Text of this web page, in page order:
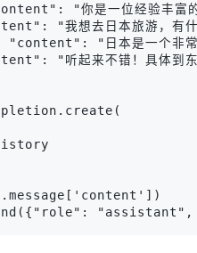
"你是一位经验丰富
"我想去日本旅游，有什
"日本是一个非常
"听起来不错！具体到东